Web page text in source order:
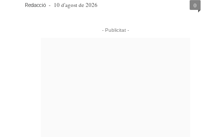
Redacció - 10 d'agost de 2026 0
- Publicitat -